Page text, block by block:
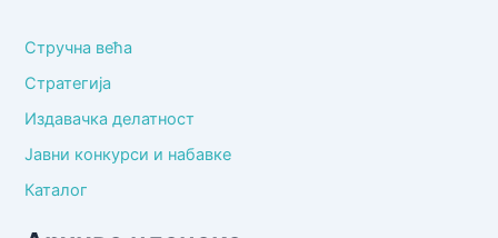
Стручна већа
Стратегија
Издавачка делатност
Јавни конкурси и набавке
Каталог